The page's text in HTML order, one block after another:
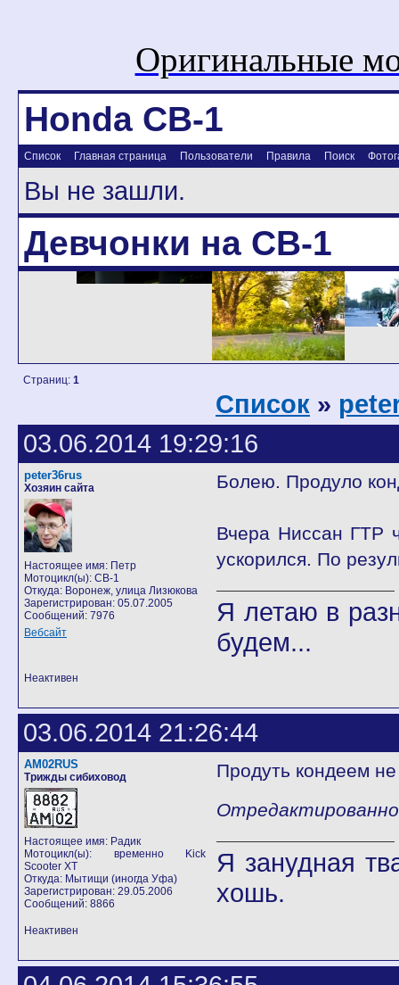
Оригинальные
Honda CB-1
Список Главная страница Пользователи Правила Поиск
Вы не зашли.
Девчонки на CB-1
Страниц: 1
Список »
03.06.2014 19:29:16
peter36rus
Хозяин сайта
Настоящее имя: Петр
Мотоцикл(ы): CB-1
Откуда: Воронеж, улица Лизюкова
Зарегистрирован: 05.07.2005
Сообщений: 7976
Вебсайт
Болею. Продуло
Вчера Ниссан ГТР
ускорился. По
Я летаю в
будем...
Неактивен
03.06.2014 21:26:44
AM02RUS
Трижды сибиховод
Настоящее имя: Радик
Мотоцикл(ы): временно Kick
Scooter XT
Откуда: Мытищи (иногда Уфа)
Зарегистрирован: 29.05.2006
Сообщений: 8866
Продуть кондеем
Я занудная
хошь.
Неактивен